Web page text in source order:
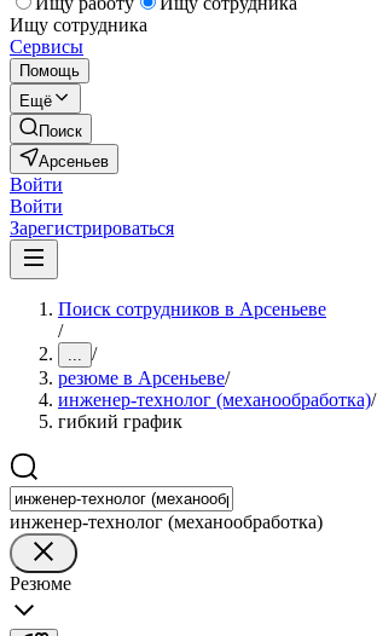
Ищу сотрудника
Сервисы
Помощь
Ещё
Поиск
Арсеньев
Войти
Войти
Зарегистрироваться
Поиск сотрудников в Арсеньеве
/
... /
резюме в Арсеньеве/
инженер-технолог (механообработка)/
гибкий график
инженер-технолог (механообработка)
Резюме